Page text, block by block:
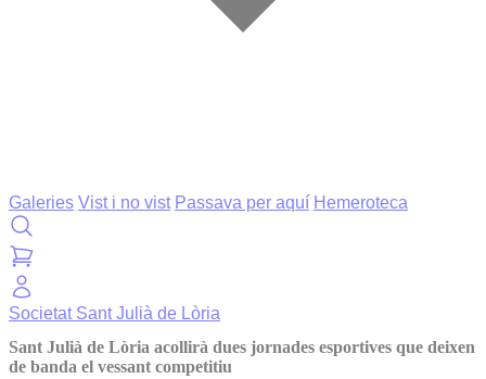
Galeries Vist i no vist Passava per aquí Hemeroteca
Societat Sant Julià de Lòria
Sant Julià de Lòria acollirà dues jornades esportives que deixen
de banda el vessant competitiu